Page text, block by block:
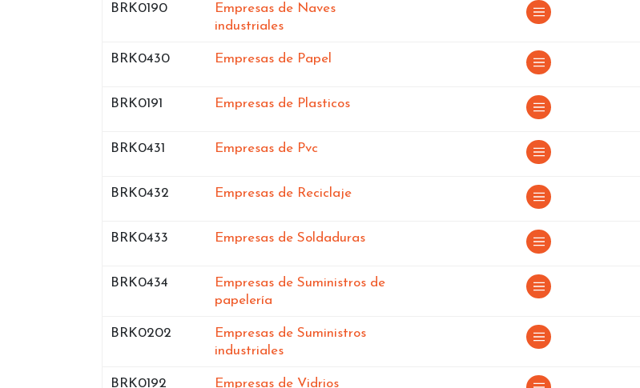
BRK0190 Bases de datos de
Empresas de Naves
industrialesen Orense
BRK0430 Bases de datos de
Empresas de Papel
BRK0191 Bases de datos de
Empresas de Plasticosen Orense
BRK0431 Bases de datos de
Empresas de Pvc
BRK0432 Bases de datos de
Empresas de Reciclajeen Orense
BRK0433 Bases de datos de
Empresas de Soldadurasen Orense
BRK0434 Bases de datos de
Empresas de Suministros de
papelería
BRK0202 Bases de datos de
Empresas de Suministros
industrialesen Orense
BRK0192 Bases de datos de
Empresas de Vidriosen Orense